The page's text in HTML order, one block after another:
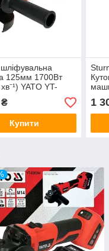
шліфувальна
125мм 1700Вт
YATO YT-
Купити
12В
1